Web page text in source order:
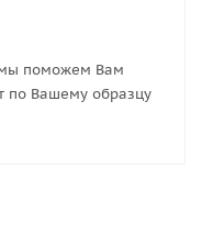
поможем Вам
по Вашему образцу